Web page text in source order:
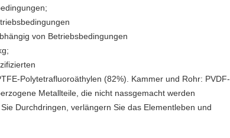
von Betriebsbedingungen
Polytetrafluoroäthylen (82%). Kammer und Rohr: PVDF-
Metallteile, die nicht nassgemacht werden
Durchdringen, verlängern Sie das Elementleben und